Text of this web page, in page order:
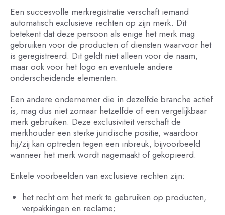
Een succesvolle merkregistratie verschaft iemand
automatisch exclusieve rechten op zijn merk. Dit
betekent dat deze persoon als enige het merk mag
gebruiken voor de producten of diensten waarvoor het
is geregistreerd. Dit geldt niet alleen voor de naam,
maar ook voor het logo en eventuele andere
onderscheidende elementen.
Een andere ondernemer die in dezelfde branche actief
is, mag dus niet zomaar hetzelfde of een vergelijkbaar
merk gebruiken. Deze exclusiviteit verschaft de
merkhouder een sterke juridische positie, waardoor
hij/zij kan optreden tegen een inbreuk, bijvoorbeeld
wanneer het merk wordt nagemaakt of gekopieerd.
Enkele voorbeelden van exclusieve rechten zijn:
het recht om het merk te gebruiken op producten,
verpakkingen en reclame;